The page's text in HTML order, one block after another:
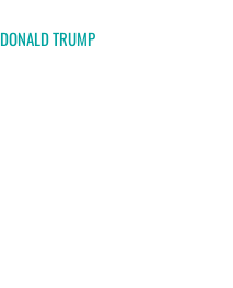
DONALD TRUMP